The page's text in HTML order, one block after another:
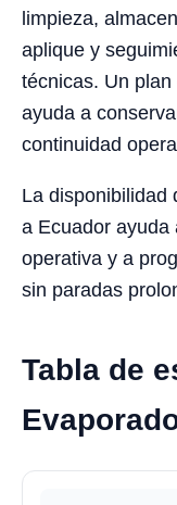
limpieza,
aplique y
técnicas. Un
ayuda a
continuidad
La disponibilidad
a Ecuador ayuda
operativa y a
sin paradas
Tabla de